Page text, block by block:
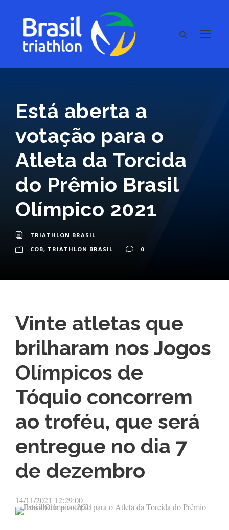
Está aberta a
votação para o
Atleta da Torcida
do Prêmio Brasil
Olímpico 2021
TRIATHLON BRASIL
COB, TRIATHLON BRASIL 0
Vinte atletas que
brilharam nos Jogos
Olímpicos de
Tóquio concorrem
ao troféu, que será
entregue no dia 7
de dezembro
14/11/2021 12:29:00